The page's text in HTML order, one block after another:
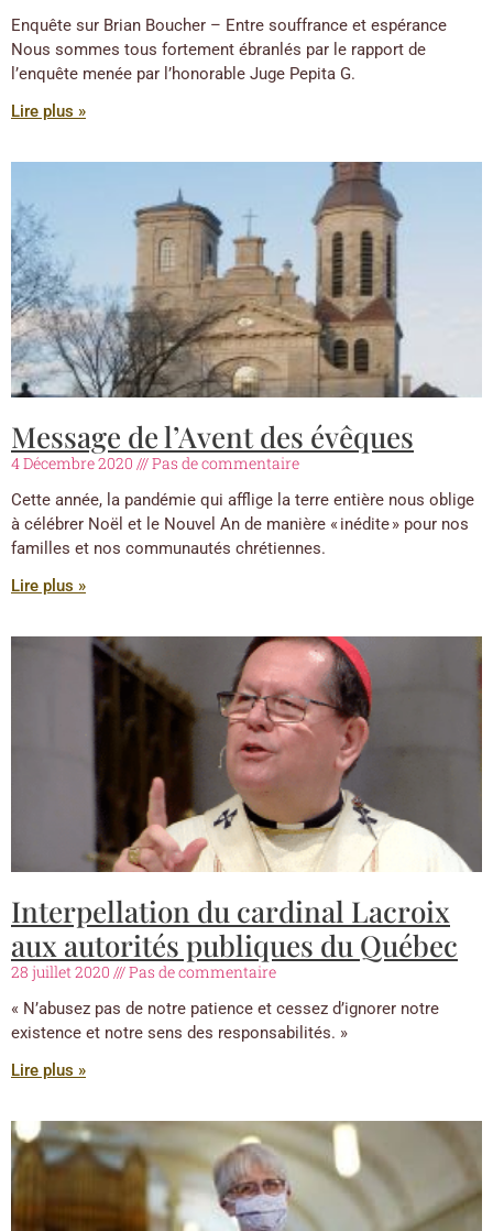
Enquête sur Brian Boucher – Entre souffrance et espérance
Nous sommes tous fortement ébranlés par le rapport de
l’enquête menée par l’honorable Juge Pepita G.
Lire plus »
Message de l’Avent des évêques
4 Décembre 2020 Pas de commentaire
Cette année, la pandémie qui afflige la terre entière nous oblige
à célébrer Noël et le Nouvel An de manière « inédite » pour nos
familles et nos communautés chrétiennes.
Lire plus »
Interpellation du cardinal Lacroix
aux autorités publiques du Québec
28 juillet 2020 Pas de commentaire
« N’abusez pas de notre patience et cessez d’ignorer notre
existence et notre sens des responsabilités. »
Lire plus »